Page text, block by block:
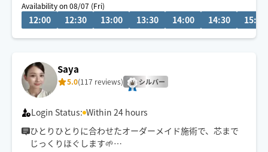
応させて頂きます
足の浮腫み
末端冷え性
お客様の身体に合った施術でメニューをご提案させて頂
きます👏
小さなお子さまやペットが居るお宅も歓迎です🐶😺
Availability on 08/07 (Fri)
12:00 12:30 13:00 13:30 14:00 14:30 15:00
Saya
5.0(117 reviews) シルバー
Login Status: Within 24 hours
ひとりひとりに合わせたオーダーメイド施術で、芯まで
じっくりほぐします🌱